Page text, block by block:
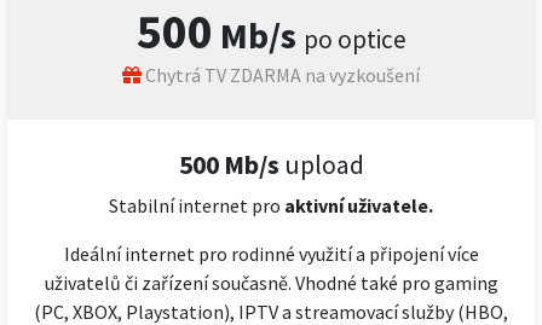
500 Mb/s po optice
Chytrá TV ZDARMA na vyzkoušení
500 Mb/s upload
Stabilní internet pro aktivní uživatele.
Ideální internet pro rodinné využití a připojení více
uživatelů či zařízení současně. Vhodné také pro gaming
(PC, XBOX, Playstation), IPTV a streamovací služby (HBO,